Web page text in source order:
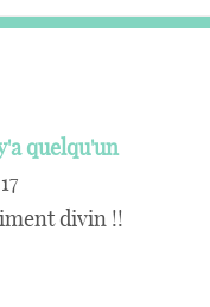
quelqu'un
divin !!